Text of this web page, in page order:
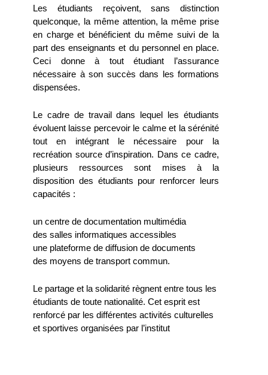
Les étudiants reçoivent, sans distinction
quelconque, la même attention, la même prise
en charge et bénéficient du même suivi de la
part des enseignants et du personnel en place.
Ceci donne à tout étudiant l’assurance
nécessaire à son succès dans les formations
dispensées.
Le cadre de travail dans lequel les étudiants
évoluent laisse percevoir le calme et la sérénité
tout en intégrant le nécessaire pour la
recréation source d’inspiration. Dans ce cadre,
plusieurs ressources sont mises à la
disposition des étudiants pour renforcer leurs
capacités :
un centre de documentation multimédia
des salles informatiques accessibles
une plateforme de diffusion de documents
des moyens de transport commun.
Le partage et la solidarité règnent entre tous les
étudiants de toute nationalité. Cet esprit est
renforcé par les différentes activités culturelles
et sportives organisées par l’institut